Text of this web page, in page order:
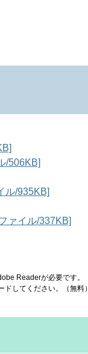
/506KB]
ル/935KB]
ァイル/337KB]
Readerが必要です。
してください。（無料）